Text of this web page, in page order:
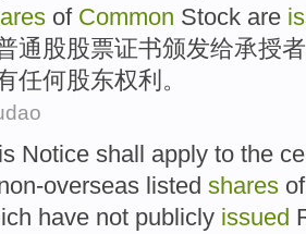
of Common Stock are
通股股票证书颁发给承授
任何股东权利 。
Notice shall apply to the
overseas listed shares of
have not publicly issued